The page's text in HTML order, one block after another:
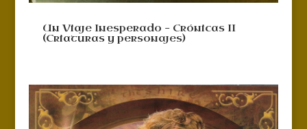
Un Viaje Inesperado – Crónicas II
(Criaturas y personajes)